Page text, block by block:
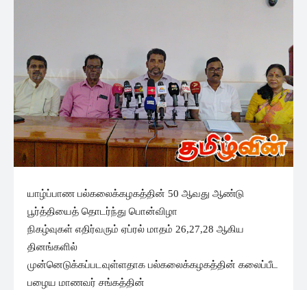
யாழ்ப்பாண பல்கலைக்கழகத்தின் 50 ஆவது ஆண்டு
பூர்த்தியைத் தொடர்ந்து பொன்விழா
நிகழ்வுகள் எதிர்வரும் ஏப்ரல் மாதம் 26,27,28 ஆகிய
தினங்களில்
முன்னெடுக்கப்படவுள்ளதாக பல்கலைக்கழகத்தின் கலைப்பீட
பழைய மாணவர் சங்கத்தின்